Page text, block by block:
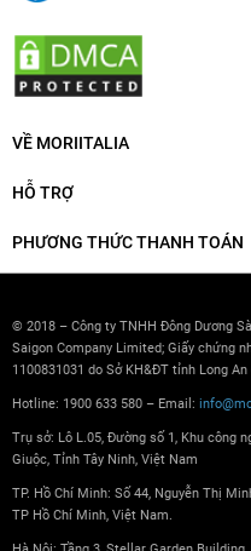
VỀ MORIITALIA
HỖ TRỢ
PHƯƠNG THỨC THANH TOÁN
© 2018 – Công ty TNHH Đông Dương
Saigon Company Limited; Giấy chứng
1100831031 do Sở KH&ĐT tỉnh Long
Hotline: 1900 633 580 – Email:
Trụ sở: Lô L.05, Đường số 1, Khu công
Giuộc, Tỉnh Tây Ninh, Việt Nam
TP. Hồ Chí Minh: Số 44, Nguyễn Thị
TP Hồ Chí Minh, Việt Nam.